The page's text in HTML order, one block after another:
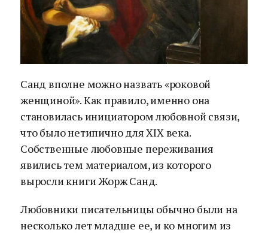
Санд вполне можно назвать «роковой
женщиной». Как правило, именно она
становилась инициатором любовной связи,
что было нетипично для XIX века.
Собственные любовные переживания
явились тем материалом, из которого
выросли книги Жорж Санд.
Любовники писательницы обычно были на
несколько лет младше ее, и ко многим из